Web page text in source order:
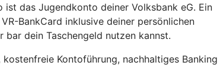
ist das Jugendkonto deiner Volksbank eG. Ein
BankCard inklusive deiner persönlichen
dein Taschengeld nutzen kannst.
Kontoführung, nachhaltiges Banking